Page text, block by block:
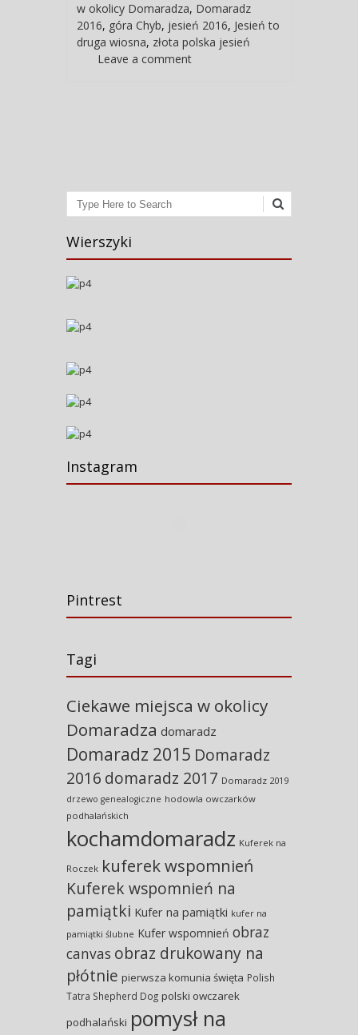
w okolicy Domaradza, Domaradz
2016, góra Chyb, jesień 2016, Jesień to
druga wiosna, złota polska jesień
Leave a comment
Search
Wierszyki
Instagram
Pintrest
Tagi
Ciekawe miejsca w okolicy
Domaradza domaradz
Domaradz 2015 Domaradz
2016 domaradz 2017 Domaradz 2019
drzewo genealogiczne hodowla owczarków
podhalańskich
kochamdomaradz Kuferek na
Roczek kuferek wspomnień
Kuferek wspomnień na
pamiątki Kufer na pamiątki kufer na
pamiątki ślubne Kufer wspomnień obraz
canvas obraz drukowany na
płótnie pierwsza komunia święta Polish
Tatra Shepherd Dog polski owczarek
podhalański pomysł na